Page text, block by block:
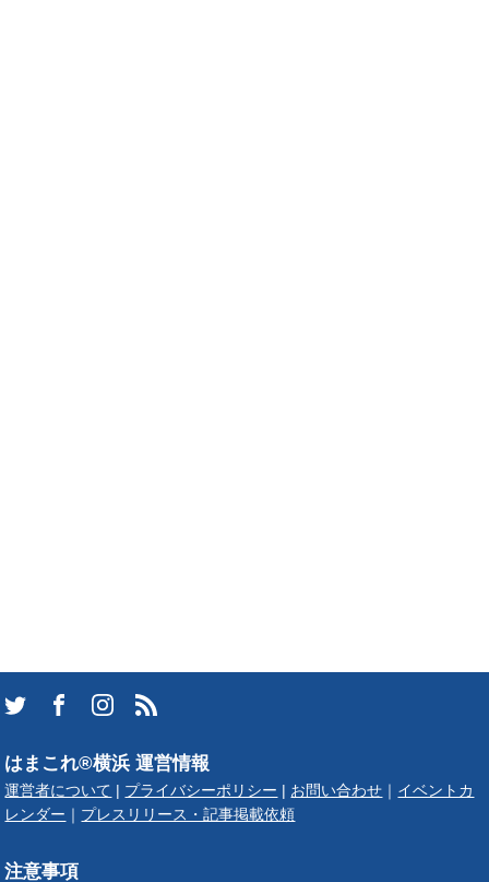
はまこれ®横浜 運営情報
運営者について | プライバシーポリシー | お問い合わせ ｜ イベントカ
レンダー ｜ プレスリリース・記事掲載依頼
注意事項